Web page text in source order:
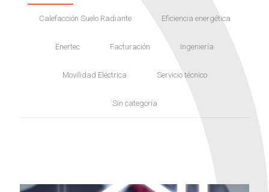
Calefacción Suelo Radiante Eficiencia energética
Enertec Facturación Ingeniería
Movilidad Eléctrica Servicio técnico
Sin categoría